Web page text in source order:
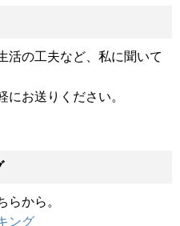
活の工夫など、私に聞いて
にお送りください。
らから。
ング